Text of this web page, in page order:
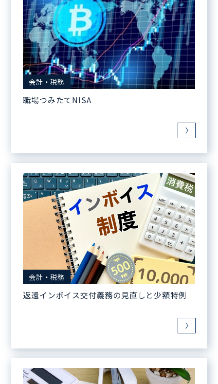
会計・税務
職場つみたてNISA
会計・税務
返還インボイス交付義務の見直しと少額特例